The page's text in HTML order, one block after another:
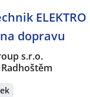
ELEKTRO
dopravu
s.r.o.